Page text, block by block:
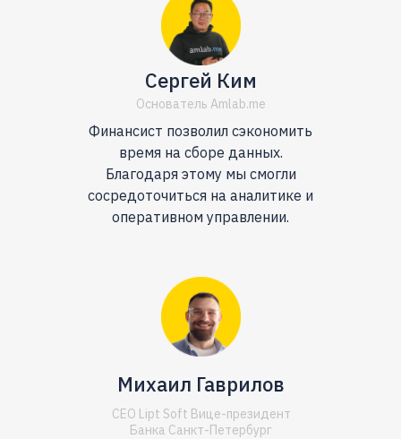
Сергей Ким
Основатель Amlab.me
Финансист позволил сэкономить
время на сборе данных.
Благодаря этому мы смогли
сосредоточиться на аналитике и
оперативном управлении.
Михаил Гаврилов
СЕО Lipt Soft Вице-президент
Банка Санкт-Петербург